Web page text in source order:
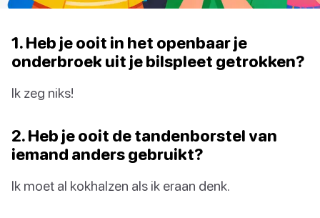
1. Heb je ooit in het openbaar je
onderbroek uit je bilspleet getrokken?
Ik zeg niks!
2. Heb je ooit de tandenborstel van
iemand anders gebruikt?
Ik moet al kokhalzen als ik eraan denk.